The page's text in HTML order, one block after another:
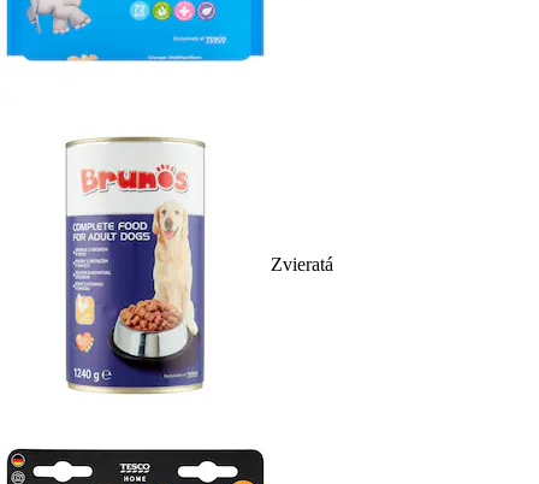
Zvieratá